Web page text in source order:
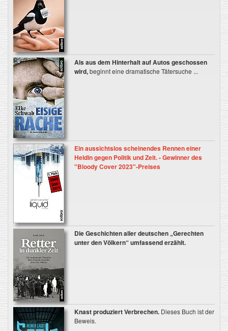
Als aus dem Hinterhalt auf Autos geschossen
wird,beginnt eine dramatische Tätersuche ...
Ein aussichtslos scheinendes Rennen einer
Heldin gegen Politik und Zeit. - Gewinner des
"Bloody Cover 2023"-Preises
Die Geschichten aller deutschen „Gerechten
unter den Völkern“ umfassend erzählt.
Knast produziert Verbrechen.Dieses Buch ist der
Beweis.